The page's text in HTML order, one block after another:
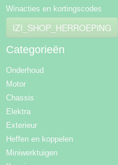
Winacties en kortingscodes
IZI_SHOP_HERROEPING
Categorieën
Onderhoud
Motor
Chassis
Elektra
Exterieur
Heffen en koppelen
Miniwerktuigen